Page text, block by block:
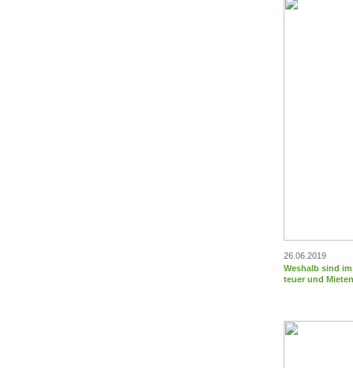
26.06.2019
Weshalb sind
teuer und